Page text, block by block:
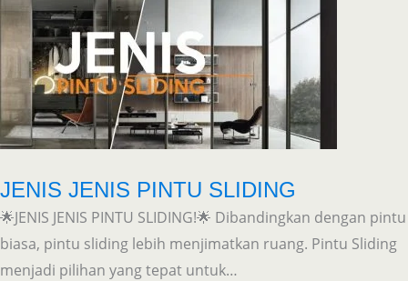
JENIS JENIS PINTU SLIDING
🌟JENIS JENIS PINTU SLIDING!🌟 Dibandingkan dengan pintu
biasa, pintu sliding lebih menjimatkan ruang. Pintu Sliding
menjadi pilihan yang tepat untuk…